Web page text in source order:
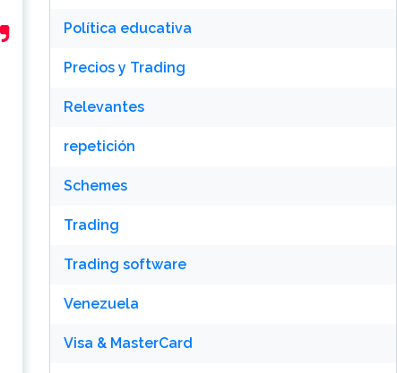
Política educativa
Precios y Trading
Relevantes
repetición
Schemes
Trading
Trading software
Venezuela
Visa & MasterCard